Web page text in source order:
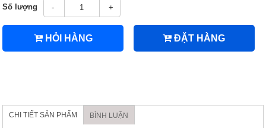
Số lượng - +
HỎI HÀNG ĐẶT HÀNG
CHI TIẾT SẢN PHẨM BÌNH LUẬN